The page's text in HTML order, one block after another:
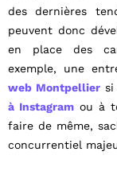
des dernières
peuvent donc
en place des
exemple, une
web Montpellier si
à Instagram ou à
faire de même,
concurrentiel